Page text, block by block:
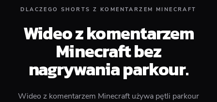
DLACZEGO SHORTS Z KOMENTARZEM MINECRAFT
Wideo z komentarzem
Minecraft bez
nagrywania parkour.
Wideo z komentarzem Minecraft używa pętli parkour